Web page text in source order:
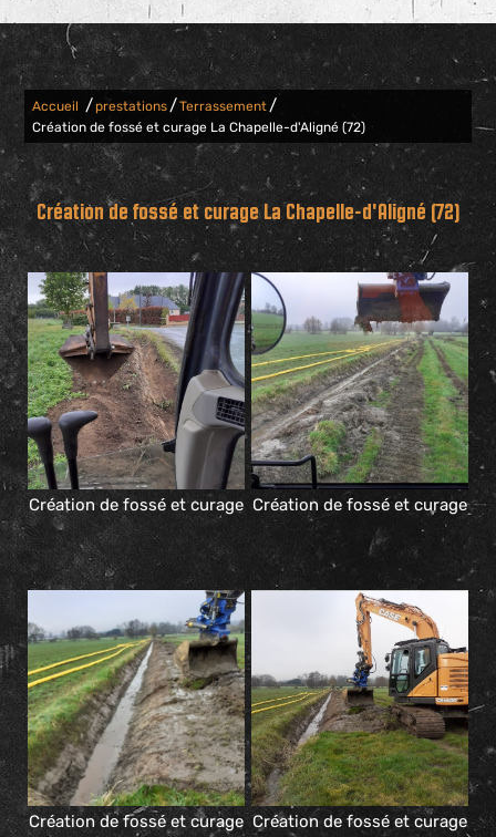
Accueil / prestations /Terrassement /
Création de fossé et curage La Chapelle-d'Aligné (72)
Création de fossé et curage La Chapelle-d'Aligné (72)
Création de fossé et curage Création de fossé et curage
Création de fossé et curage Création de fossé et curage